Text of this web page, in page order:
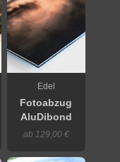
Edel
Fotoabzug
AluDibond
ab 129,00 €